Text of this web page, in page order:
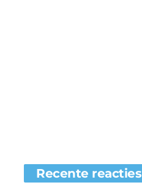
Recente reacties